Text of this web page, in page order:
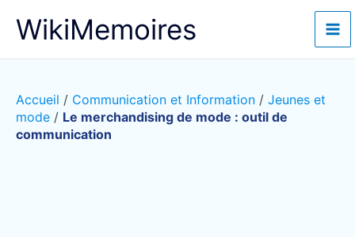
WikiMemoires
Accueil / Communication et Information / Jeunes et
mode / Le merchandising de mode : outil de
communication